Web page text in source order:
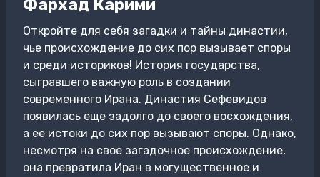
Откройте для себя загадки и тайны династии,
чье происхождение до сих пор вызывает споры
и среди историков! История государства,
сыгравшего важную роль в создании
современного Ирана. Династия Сефевидов
появилась еще задолго до своего восхождения,
а ее истоки до сих пор вызывают споры. Однако,
несмотря на свое загадочное происхождение,
она превратила Иран в могущественное и